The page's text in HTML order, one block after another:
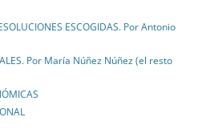
ESCOGIDAS. Por Antonio
Por María Núñez Núñez (el resto